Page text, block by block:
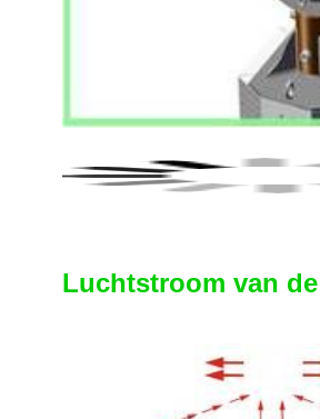
Luchtstroom van